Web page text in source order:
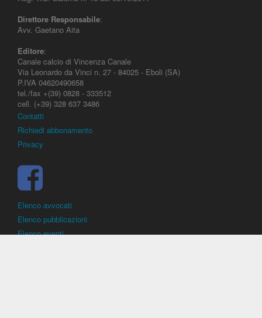
Direttore Responsabile:
Avv. Gaetano Aita
Editore:
Canale calcio di Vincenza Canale
Via Leonardo da Vinci n. 27 - 84025 - Eboli (SA)
P.IVA 04620490658
tel./fax +(39) 0828 - 333512
cell. (+39) 328 637 3486
Contatti
Richiedi abbonamento
Privacy
Elenco avvocati
Elenco pubblicazioni
Elenco eventi